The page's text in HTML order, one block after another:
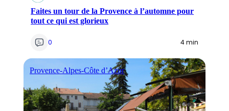
Faites un tour de la Provence à l’automne pour
tout ce qui est glorieux
0 4 min
Provence-Alpes-Côte d’Azur